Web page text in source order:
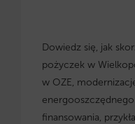
Dowiedz się, jak
pożyczek w
w OZE,
finansowania,